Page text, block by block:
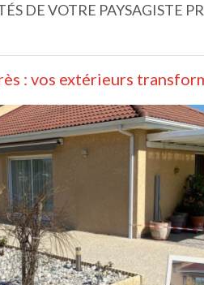
DE VOTRE PAYSAGISTE
: vos extérieurs